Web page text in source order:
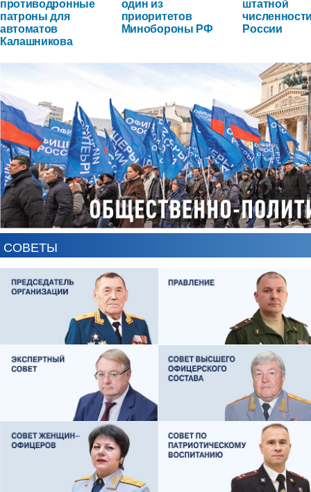
противодронные
патроны для
автоматов
Калашникова
один из
приоритетов
Минобороны РФ
штатной
России
СОВЕТЫ